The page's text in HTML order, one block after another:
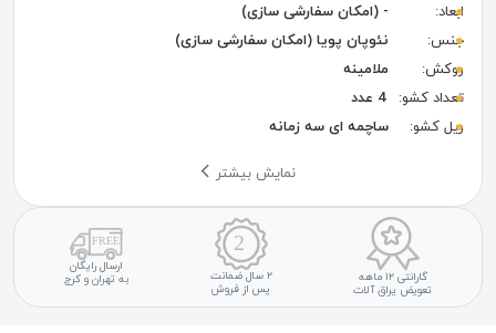
ابعاد:
- (امکان سفارشی سازی)
جنس:
نئوپان پویا (امکان سفارشی سازی)
روکش:
ملامینه
تعداد کشو:
4 عدد
ریل کشو:
ساچمه ای سه زمانه
نمایش بیشتر
گارانتی ۱۲ ماهه
تعویض یراق آلات
۲ سال ضمانت
پس از فروش
ارسال رایگان
به تهران و کرج